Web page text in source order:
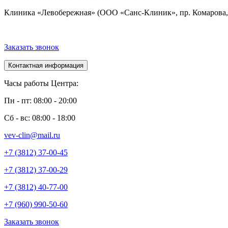
Клиника «Левобережная» (ООО «Санс-Клиник», пр.
Заказать звонок
Контактная информация
Часы работы Центра:
Пн - пт: 08:00 - 20:00
Сб - вс: 08:00 - 18:00
vev-clin@mail.ru
+7 (3812) 37-00-45
+7 (3812) 37-00-29
+7 (3812) 40-77-00
+7 (960) 990-50-60
Заказать звонок